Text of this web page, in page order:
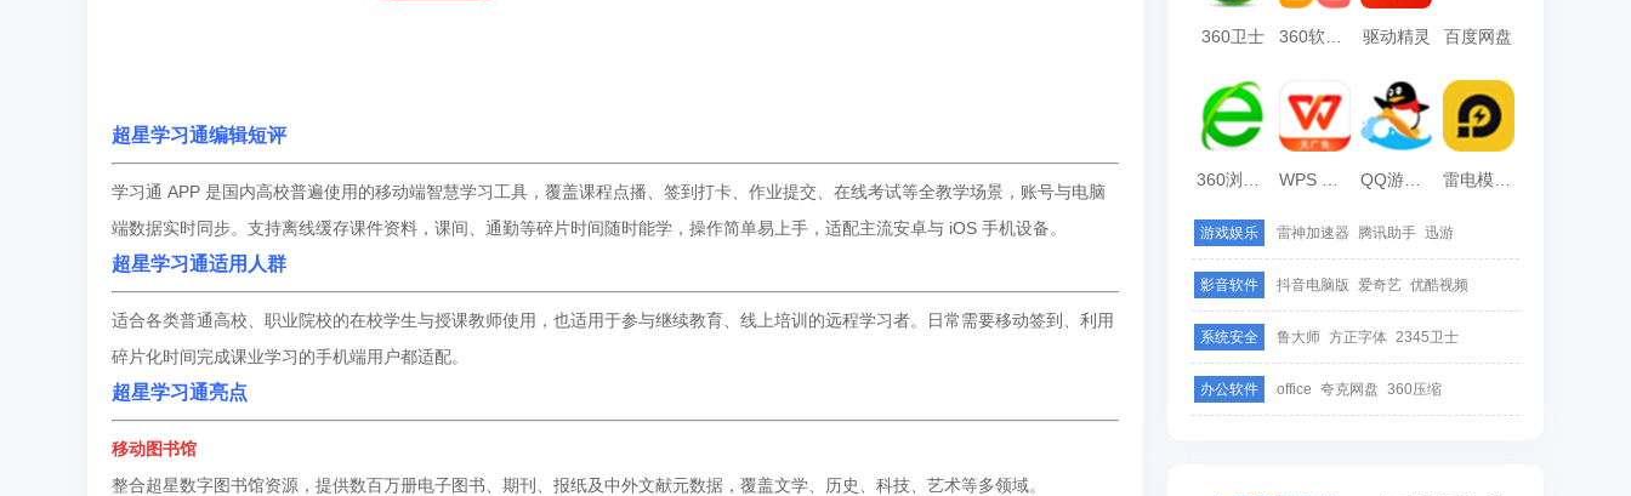
超星学习通编辑短评
学习通 APP 是国内高校普遍使用的移动端智慧学习工具，覆盖课程点播、签到打卡、作业提交、在线考试等全教学场景，账号与电脑
端数据实时同步。支持离线缓存课件资料，课间、通勤等碎片时间随时能学，操作简单易上手，适配主流安卓与 iOS 手机设备。
超星学习通适用人群
适合各类普通高校、职业院校的在校学生与授课教师使用，也适用于参与继续教育、线上培训的远程学习者。日常需要移动签到、利用
碎片化时间完成课业学习的手机端用户都适配。
超星学习通亮点
移动图书馆
整合超星数字图书馆资源，提供数百万册电子图书、期刊、报纸及中外文献元数据，覆盖文学、历史、科技、艺术等多领域。
360卫士 360软件管家 驱动精灵 百度网盘
雷电模拟器
游戏娱乐 雷神加速器 腾讯助手 迅游
影音软件 抖音电脑版 爱奇艺 优酷视频
系统安全 鲁大师 方正字体 2345卫士
办公软件 office 夸克网盘 360压缩